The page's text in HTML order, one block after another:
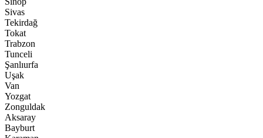
Sivas
Tekirdağ
Tokat
Trabzon
Tunceli
Şanlıurfa
Uşak
Van
Yozgat
Zonguldak
Aksaray
Bayburt